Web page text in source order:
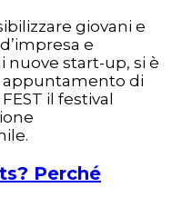
giovani e
e
nuove start-up, si è
appuntamento di
il festival
Perché